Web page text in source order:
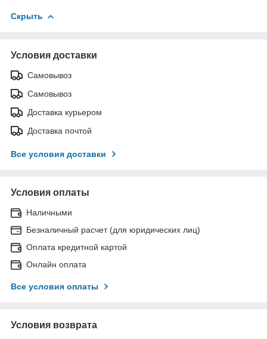
Скрыть
Условия доставки
Самовывоз
Самовывоз
Доставка курьером
Доставка почтой
Все условия доставки
Условия оплаты
Наличными
Безналичный расчет (для юридических лиц)
Оплата кредитной картой
Онлайн оплата
Все условия оплаты
Условия возврата